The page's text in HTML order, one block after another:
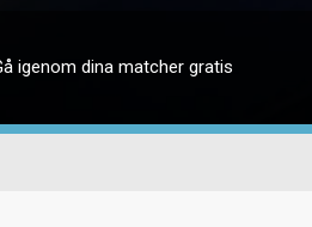
igenom dina matcher gratis